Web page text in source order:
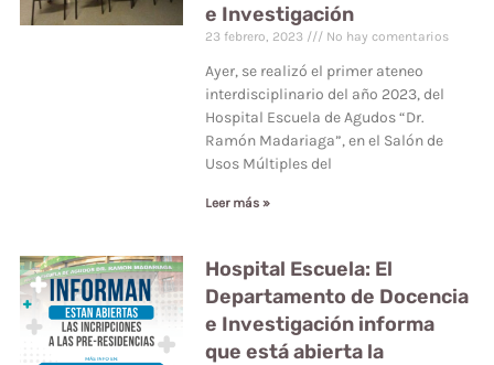
e Investigación
23 febrero, 2023 No hay comentarios
Ayer, se realizó el primer ateneo
interdisciplinario del año 2023, del
Hospital Escuela de Agudos “Dr.
Ramón Madariaga”, en el Salón de
Usos Múltiples del
Leer más »
Hospital Escuela: El
Departamento de Docencia
e Investigación informa
que está abierta la